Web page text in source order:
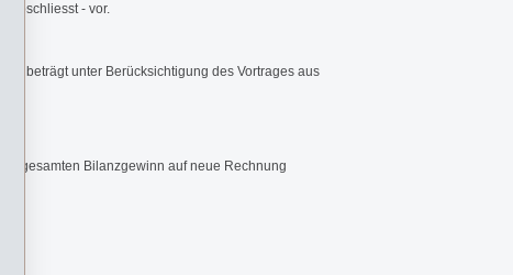
abschliesst - vor.
beträgt unter Berücksichtigung des Vortrages aus
gesamten Bilanzgewinn auf neue Rechnung